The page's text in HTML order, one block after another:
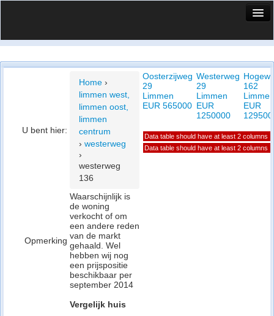
Vergelijk prijsposities - wijk
InfoU bent hier:
Home ›
limmen west,
limmen oost,
limmen
centrum
› westerweg
›
westerweg
136
Opmerking
Waarschijnlijk is
de woning
verkocht of om
een andere reden
van de markt
gehaald. Wel
hebben wij nog
een prijspositie
beschikbaar per
september 2014
Vergelijk huis
Oosterzijweg
29
Limmen
EUR 565000
Westerweg
29
Limmen
EUR
1250000
162
Limmen
EUR
Data table should have at least 2 columns
Data table should have at least 2 columns